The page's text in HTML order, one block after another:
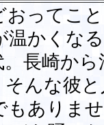
ってこ
温かくな
長崎から
そんな彼
もありま